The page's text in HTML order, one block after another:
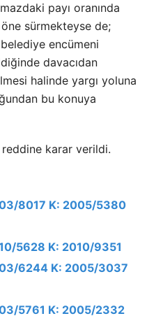
payı oranında
sürmekteyse de;
belediye encümeni
davacıdan
halinde yargı yoluna
bu konuya
reddine karar verildi.
8017 K: 2005/5380
5628 K: 2010/9351
6244 K: 2005/3037
5761 K: 2005/2332